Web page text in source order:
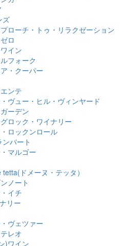
ズ
ローチ・トゥ・リラクゼーション
ロ
イン
フォーク
・クーパー
ンテ
ヴュー・ヒル・ヴィンヤード
ーデン
ロック・ワイナリー
ロックンロール
ンバート
マルゴー
ドメーヌ・テッタ）
ノート
イチ
リー
ヴェツァー
レオ
)ワイン